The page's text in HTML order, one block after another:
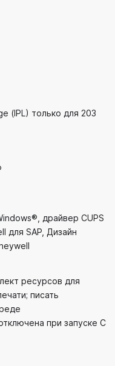
(IPL) только для 203
драйвер CUPS
для SAP, Дизайн
ресурсов для
писать
при запуске C